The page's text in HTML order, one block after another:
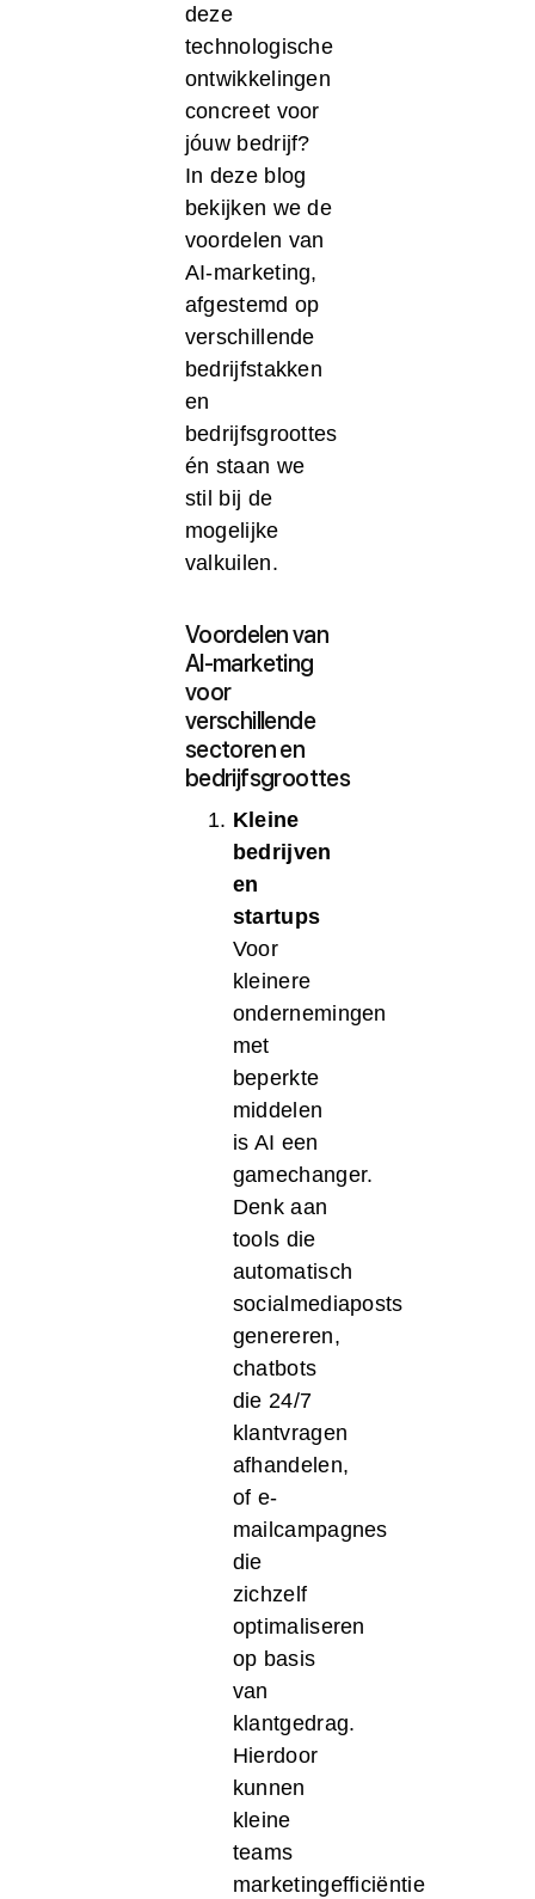
deze
technologische
ontwikkelingen
concreet voor
jóuw bedrijf?
In deze blog
bekijken we de
voordelen van
AI-marketing,
afgestemd op
verschillende
bedrijfstakken
en
bedrijfsgroottes
én staan we
stil bij de
mogelijke
valkuilen.
Voordelen van
AI-marketing
voor
verschillende
sectoren en
bedrijfsgroottes
Kleine
bedrijven
en
startups
Voor
kleinere
ondernemingen
met
beperkte
middelen
is AI een
gamechanger.
Denk aan
tools die
automatisch
socialmediaposts
genereren,
chatbots
die 24/7
klantvragen
afhandelen,
of e-
mailcampagnes
die
zichzelf
optimaliseren
op basis
van
klantgedrag.
Hierdoor
kunnen
kleine
teams
marketingefficiëntie